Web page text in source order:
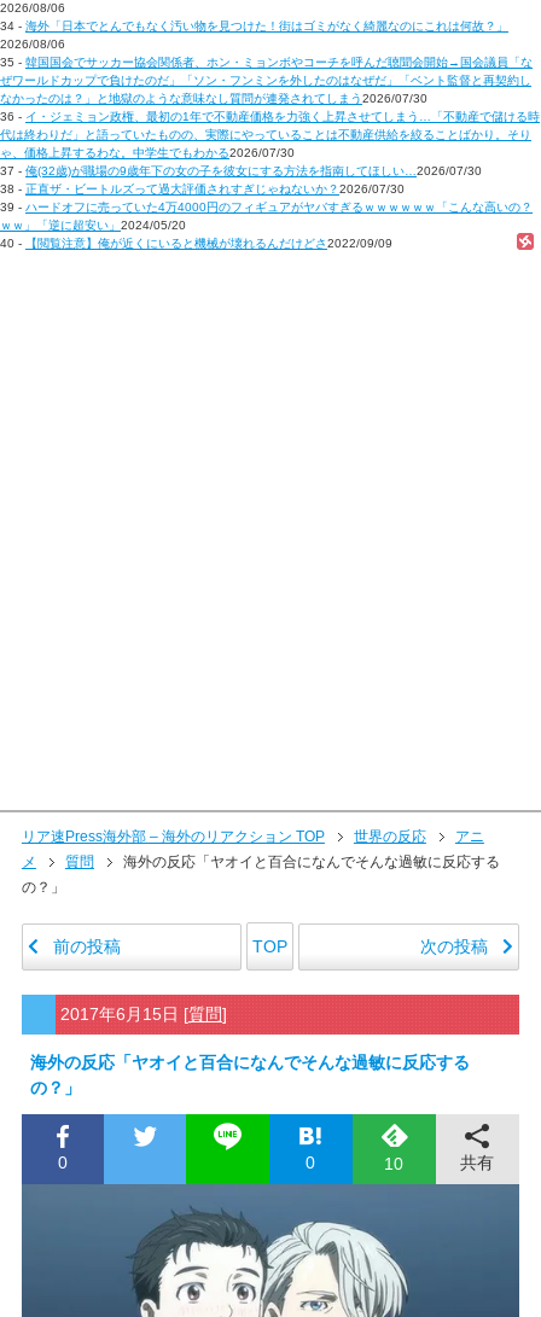
2026/08/06
34 - 海外「日本でとんでもなく汚い物を見つけた！街はゴミがなく綺麗なのにこれは何故？」
2026/08/06
35 - 韓国国会でサッカー協会関係者、ホン・ミョンボやコーチを呼んだ聴聞会開始→国会議員「な
ぜワールドカップで負けたのだ」「ソン・フンミンを外したのはなぜだ」「ベント監督と再契約し
なかったのは？」と地獄のような意味なし質問が連発されてしまう2026/07/30
36 - イ・ジェミョン政権、最初の1年で不動産価格を力強く上昇させてしまう…「不動産で儲ける時
代は終わりだ」と語っていたものの、実際にやっていることは不動産供給を絞ることばかり。そり
ゃ、価格上昇するわな。中学生でもわかる2026/07/30
37 - 俺(32歳)が職場の9歳年下の女の子を彼女にする方法を指南してほしい…2026/07/30
38 - 正直ザ・ビートルズって過大評価されすぎじゃねないか？2026/07/30
39 - ハードオフに売っていた4万4000円のフィギュアがヤバすぎるｗｗｗｗｗｗ「こんな高いの？
ｗｗ」「逆に超安い」 2024/05/20
40 -
【閲覧注意】俺が近くにいると機械が壊れるんだけどさ2022/09/09
リア速Press海外部 – 海外のリアクション TOP 世界の反応
アニ
メ
質問
海外の反応「ヤオイと百合になんでそんな過敏に反応する
の？」
前の投稿 TOP 次の投稿
2017年6月15日 [質問]
海外の反応「ヤオイと百合になんでそんな過敏に反応する
の？」
0 0 10 共有